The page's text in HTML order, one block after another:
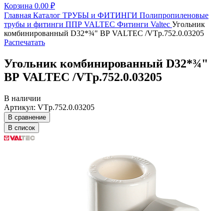
Корзина 0.00 ₽
Главная Каталог ТРУБЫ и ФИТИНГИ Полипропиленовые
трубы и фитинги ППР VALTEC Фитинги Valtec Угольник
комбинированный D32*¾" ВР VALTEC /VTp.752.0.03205
Распечатать
Угольник комбинированный D32*¾"
ВР VALTEC /VTp.752.0.03205
В наличии
Артикул: VTp.752.0.03205
В сравнение
В список